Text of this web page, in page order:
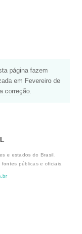
página fazem
em Fevereiro de
correção.
e estados do Brasil,
públicas e oficiais.